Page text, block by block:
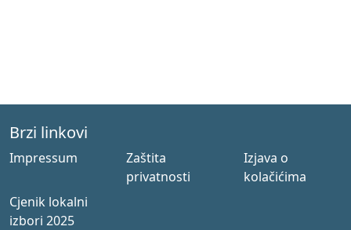
Brzi linkovi
Impressum
Zaštita
privatnosti
Izjava o
kolačićima
Cjenik lokalni
izbori 2025